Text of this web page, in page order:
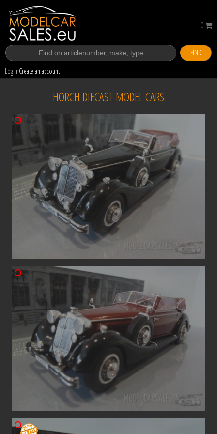
FIND
Log inCreate an account
0
HORCH DIECAST MODEL CARS